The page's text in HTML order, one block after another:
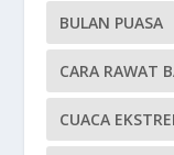
BULAN PUASA
CARA RAWAT
CUACA